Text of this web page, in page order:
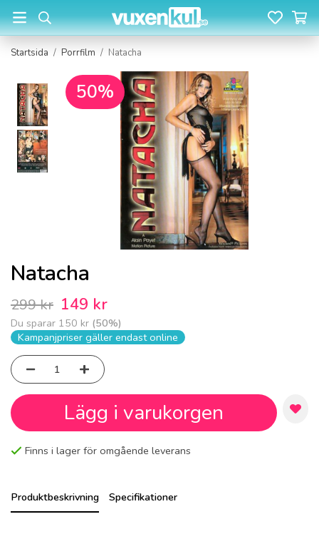
Startsida / Porrfilm / Natacha
50%
Natacha
299 kr 149 kr
Du sparar 150 kr (50%)
Kampanjpriser gäller endast online
Lägg i varukorgen
Finns i lager för omgående leverans
Produktbeskrivning Specifikationer